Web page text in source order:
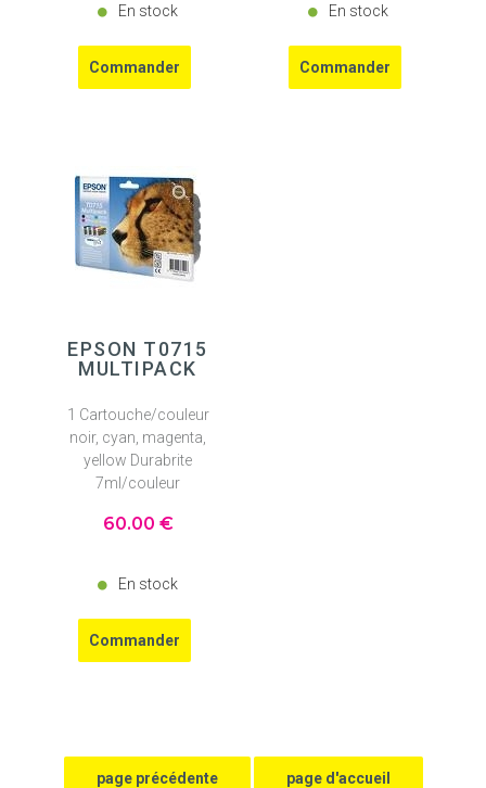
En stock En stock
EPSON T0715
MULTIPACK
1 Cartouche/couleur
noir, cyan, magenta,
yellow Durabrite
7ml/couleur
60.00 €
En stock